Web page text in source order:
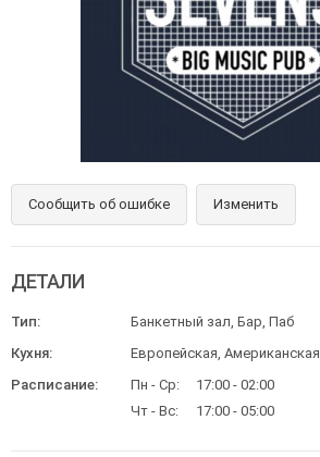
Сообщить об ошибке Изменить
ДЕТАЛИ
Тип:
Банкетный зал, Бар, Паб
Кухня:
Европейская, Американская
Расписание:
Пн - Ср:
17:00 - 02:00
Чт - Вс:
17:00 - 05:00